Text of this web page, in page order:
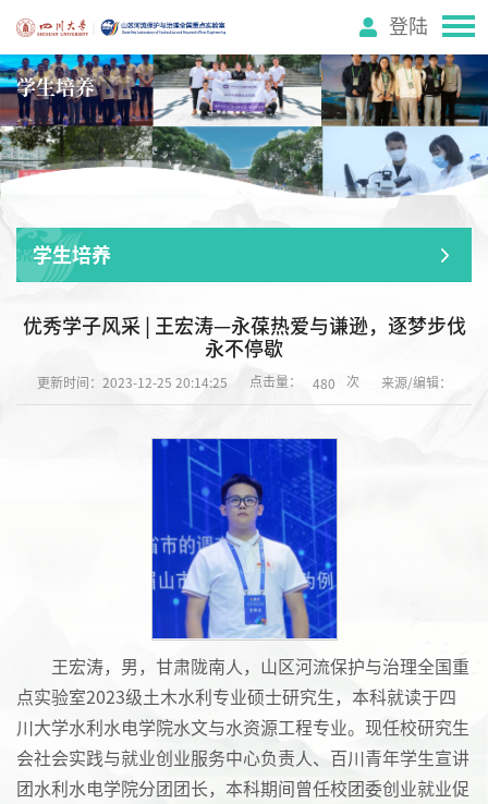
登陆
学生培养
学生培养
优秀学子风采 | 王宏涛—永葆热爱与谦逊，逐梦步伐
永不停歇
更新时间：2023-12-25 20:14:25 点击量： 480 次 来源/编辑：
王宏涛，男，甘肃陇南人，山区河流保护与治理全国重
点实验室2023级土木水利专业硕士研究生，本科就读于四
川大学水利水电学院水文与水资源工程专业。现任校研究生
会社会实践与就业创业服务中心负责人、百川青年学生宣讲
团水利水电学院分团团长，本科期间曾任校团委创业就业促